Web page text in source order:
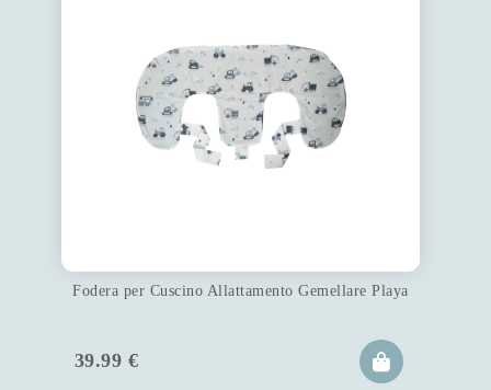
Fodera per Cuscino Allattamento Gemellare Playa
39.99 €